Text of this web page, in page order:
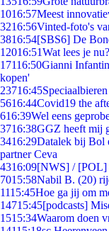
1016:57Meest
3216:56Vinted-foto's
3816:54[SBS6] De
12016:51Wat lees je
17116:50Gianni
kopen'
23716:45
5616:44Covid19 the
616:39Wel eens
3716:38GGZ heeft mij
3416:29Datalek bij Bol
partner Ceva
4316:09[NWS] / [POL]
7015:58Nabil B. (20)
1115:45Hoe ga jij om
14715:45[podcasts]
1515:34Waarom doen